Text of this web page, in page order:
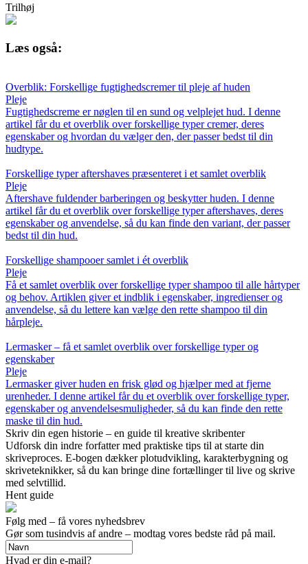
Trilhøj
Læs også:
Overblik: Forskellige fugtighedscremer til pleje af huden
Pleje
Fugtighedscreme er nøglen til en sund og velplejet hud. I denne
artikel får du et overblik over forskellige typer cremer, deres
egenskaber og hvordan du vælger den, der passer bedst til din
hudtype.
Forskellige typer aftershaves præsenteret i et samlet overblik
Pleje
Aftershave fuldender barberingen og beskytter huden. I denne
artikel får du et overblik over forskellige typer aftershaves, deres
egenskaber og anvendelse, så du kan finde den variant, der passer
bedst til din hud.
Forskellige shampooer samlet i ét overblik
Pleje
Få et samlet overblik over forskellige typer shampoo til alle hårtyper
og behov. Artiklen giver et indblik i egenskaber, ingredienser og
anvendelse, så du lettere kan vælge den rette shampoo til din
hårpleje.
Lermasker – få et samlet overblik over forskellige typer og
egenskaber
Pleje
Lermasker giver huden en frisk glød og hjælper med at fjerne
urenheder. I denne artikel får du et overblik over forskellige typer,
egenskaber og anvendelsesmuligheder, så du kan finde den rette
maske til din hud.
Skriv din egen historie – en guide til kreative skribenter
Udforsk din indre forfatter med praktiske tips til at starte din
skriveproces. E-bogen dækker plotudvikling, karakterbygning og
skriveteknikker, så du kan bringe dine fortællinger til live og skrive
med selvtillid.
Hent guide
Følg med – få vores nyhedsbrev
Gør som tusindvis af andre – modtag vores bedste råd på mail.
Hvad er din e-mail?